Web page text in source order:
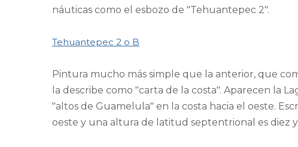
náuticas como el esbozo de "Tehuantepec 2".
Tehuantepec 2 o B
Pintura mucho más simple que la anterior, que
la describe como "carta de la costa". Aparecen la
"altos de Guamelula" en la costa hacia el oeste.
oeste y una altura de latitud septentrional es diez y